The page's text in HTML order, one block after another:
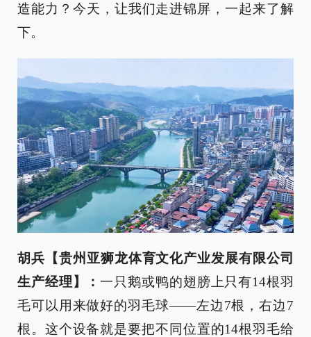
造能力？今天，让我们走进锦屏，一起来了解
下。
胡兵【贵州亚狮龙体育文化产业发展有限公司
生产经理】：一只鹅或鸭的翅膀上只有14根羽
毛可以用来做好的羽毛球——左边7根，右边7
根。这个设备就是要把不同位置的14根羽毛给